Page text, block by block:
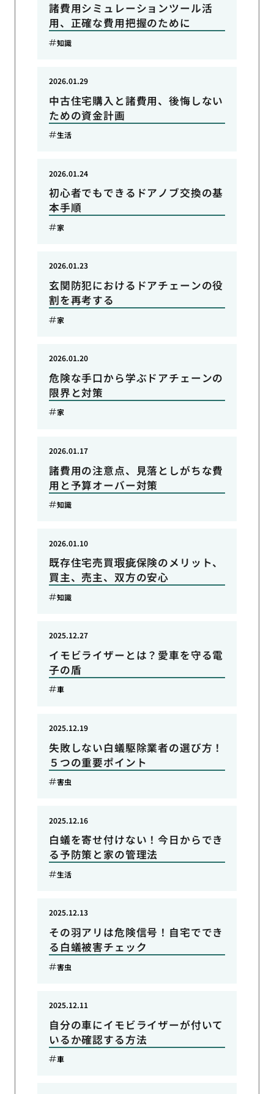
諸費用シミュレーションツール活
用、正確な費用把握のために
知識
中古住宅購入と諸費用、後悔しない
ための資金計画
2026.01.29
生活
初心者でもできるドアノブ交換の基
本手順
2026.01.24
家
玄関防犯におけるドアチェーンの役
割を再考する
2026.01.23
家
危険な手口から学ぶドアチェーンの
限界と対策
2026.01.20
家
諸費用の注意点、見落としがちな費
用と予算オーバー対策
2026.01.17
知識
既存住宅売買瑕疵保険のメリット、
買主、売主、双方の安心
2026.01.10
知識
イモビライザーとは？愛車を守る電
子の盾
2025.12.27
車
失敗しない白蟻駆除業者の選び方！
５つの重要ポイント
2025.12.19
害虫
白蟻を寄せ付けない！今日からでき
る予防策と家の管理法
2025.12.16
生活
その羽アリは危険信号！自宅ででき
る白蟻被害チェック
2025.12.13
害虫
自分の車にイモビライザーが付いて
いるか確認する方法
2025.12.11
車